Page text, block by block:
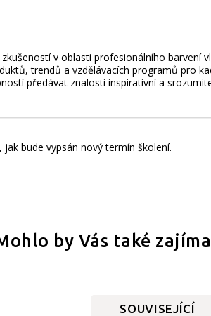
v oblasti profesionálního barvení
trendů a vzdělávacích programů pro
předávat znalosti inspirativní a
bude vypsán nový termín školení.
by Vás také
SOUVISEJÍCÍ